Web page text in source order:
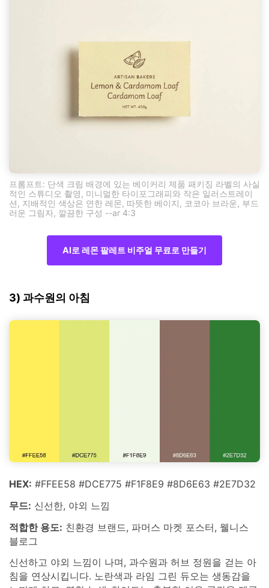
프롬프트: 단색 크림 배경에 있는 베이커리 제품 패키징 라벨의 사실
적인 스튜디오 촬영, 미니멀한 타이포그래피와 작은 일러스트레이
션, 지배적인 색상은 연한 레몬, 따뜻한 베이지, 코코아 브라운, 부드
러운 그림자, 깔끔한 구성 --ar 4:3
AI로 레몬 팔레트 비주얼 무료로 만들기
3) 과수원의 아침
HEX: #FFEE58 #DCE775 #F1F8E9 #8D6E63 #2E7D32
무드: 신선한, 야외 느낌
적합한 용도: 친환경 브랜드, 파머스 마켓 포스터, 웰니스
블로그
신선하고 야외 느낌이 나며, 과수원과 허브 정원을 걷는 아
침을 연상시킵니다. 노란색과 라임 그린 듀오는 생동감을